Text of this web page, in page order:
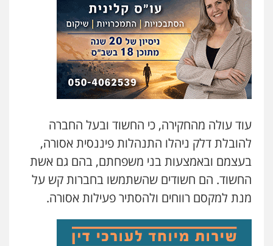
עוד עולה מהחקירה, כי החשוד ובעל החברה
להובלת דלק ניהלו התנהלות פיננסית אסורה,
בעצמם ובאמצעות בני משפחתם, בהם גם אשת
החשוד. הם חשודים שהשתמשו בחברות קש על
מנת למקסם רווחים ולהסתיר פעילות אסורה.